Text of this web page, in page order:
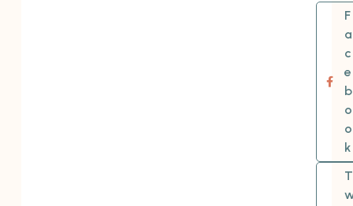
F
a
c
e
b
o
o
k
T